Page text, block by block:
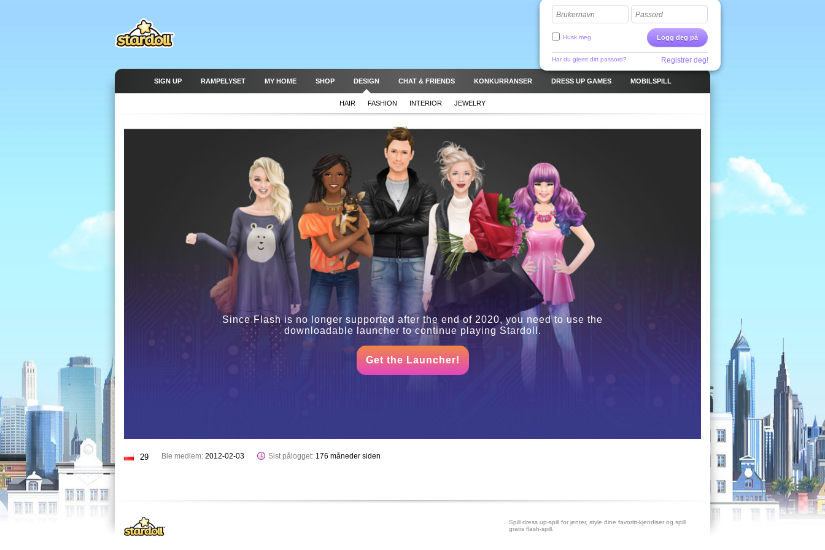
Brukernavn Passord
Logg deg på
Husk meg
Har du glemt ditt passord? Registrer deg!
SIGN UP RAMPELYSET MY HOME SHOP DESIGN CHAT & FRIENDS KONKURRANSER DRESS UP GAMES MOBILSPILL
HAIR FASHION INTERIOR JEWELRY
Since Flash is no longer supported after the end of 2020, you need to use the
downloadable launcher to continue playing Stardoll.
Get the Launcher!
29 Ble medlem: 2012-02-03 Sist pålogget: 176 måneder siden
Spill dress up-spill for jenter, style dine favoritt-kjendiser og spill
gratis flash-spill.